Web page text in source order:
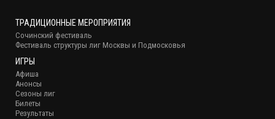
ТРАДИЦИОННЫЕ МЕРОПРИЯТИЯ
Сочинский фестиваль
Фестиваль структуры лиг Москвы и Подмосковья
ИГРЫ
Афиша
Анонсы
Сезоны лиг
Билеты
Результаты